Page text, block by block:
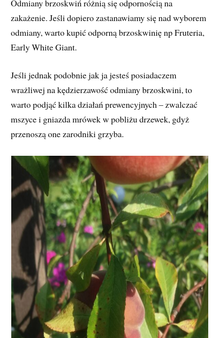
Odmiany brzoskwiń różnią się odpornością na
zakażenie. Jeśli dopiero zastanawiamy się nad wyborem
odmiany, warto kupić odporną brzoskwinię np Fruteria,
Early White Giant.
Jeśli jednak podobnie jak ja jesteś posiadaczem
wrażliwej na kędzierzawość odmiany brzoskwini, to
warto podjąć kilka działań prewencyjnych – zwalczać
mszyce i gniazda mrówek w pobliżu drzewek, gdyż
przenoszą one zarodniki grzyba.